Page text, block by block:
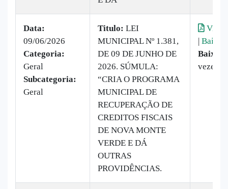
Data:
09/06/2026
Categoria:
Geral
Subcategoria:
Geral
Titulo: LEI
MUNICIPAL Nº 1.381,
DE 09 DE JUNHO DE
2026. SÚMULA:
“CRIA O PROGRAMA
MUNICIPAL DE
RECUPERAÇÃO DE
CREDITOS FISCAIS
DE NOVA MONTE
VERDE E DÁ
OUTRAS
PROVIDÊNCIAS.
| Baixar
vezes